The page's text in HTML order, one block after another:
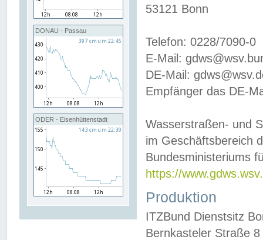
DONAU - Passau
ODER - Eisenhüttenstadt
53121 Bonn
Telefon: 0228/7090-0
E-Mail:
DE-Mail:
Empfänger das DE-
Wasserstraßen- und
im Geschäftsbereich
Bundesministeriums
https://
Produktion
ITZBund Dienstsitz
Bernkasteler Straße 8